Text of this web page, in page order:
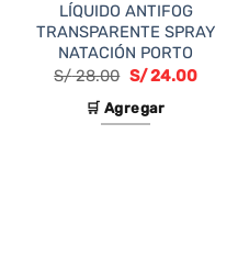
LÍQUIDO ANTIFOG
TRANSPARENTE SPRAY
NATACIÓN PORTO
S/28.00 El
precio
original
era:
S/24.00El
🛒 Agregar